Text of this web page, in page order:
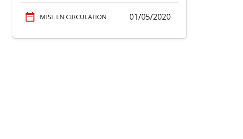
MISE EN CIRCULATION 01/05/2020